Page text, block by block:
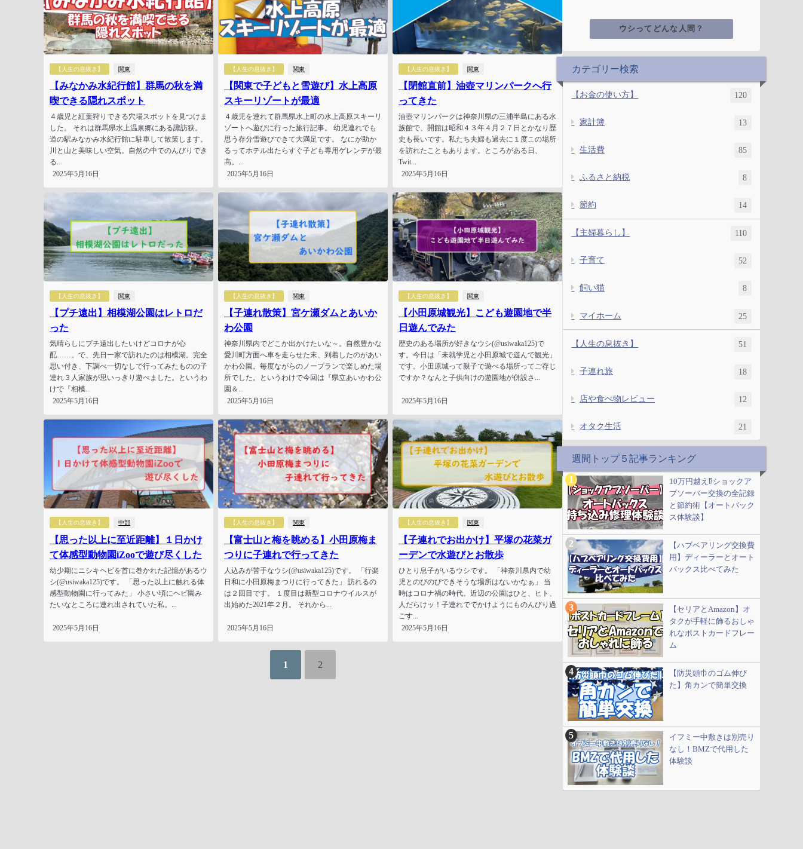
【人生の息抜き】 関東
【みなかみ水紀行館】群馬の秋を満
喫できる隠れスポット
４歳児と紅葉狩りできる穴場スポットを見つけま
した。 それは群馬県水上温泉郷にある諏訪狭。
道の駅みなかみ水紀行館に駐車して散策します。
川と山と美味しい空気。自然の中でのんびりでき
る...
2025年5月16日
【人生の息抜き】 関東
【関東で子どもと雪遊び】水上高原
スキーリゾートが最適
４歳児を連れて群馬県水上町の水上高原スキーリ
ゾートへ遊びに行った旅行記事。 幼児連れでも
思う存分雪遊びできて大満足です。 なにが助か
るってホテル出たらすぐ子ども専用ゲレンデが最
高。...
2025年5月16日
【人生の息抜き】 関東
【閉館直前】油壺マリンパークへ行
ってきた
油壺マリンパークは神奈川県の三浦半島にある水
族館で、開館は昭和４３年４月２７日とかなり歴
史も長いです。私たち夫婦も過去に１度この場所
を訪れたこともあります。ところがある日、
Twit...
2025年5月16日
【人生の息抜き】 関東
【プチ遠出】相模湖公園はレトロだ
った
気晴らしにプチ遠出したいけどコロナが心
配……。で、先日一家で訪れたのは相模湖。完全
思い付き、下調べ一切なしで行ってみたものの子
連れ３人家族が思いっきり遊べました。というわ
けで『相模...
2025年5月16日
【人生の息抜き】 関東
【子連れ散策】宮ケ瀬ダムとあいか
わ公園
神奈川県内でどこか出かけたいな～。自然豊かな
愛川町方面へ車を走らせた末、到着したのがあい
かわ公園。毎度ながらのノープランで楽しめた場
所でした。というわけで今回は『県立あいかわ公
園＆...
2025年5月16日
【人生の息抜き】 関東
【小田原城観光】こども遊園地で半
日遊んでみた
歴史のある場所が好きなウシ(@usiwaka125)で
す。今日は「未就学児と小田原城で遊んで観光」
です。小田原城って親子で遊べる場所ってご存じ
ですか？なんと子供向けの遊園地が併設さ...
2025年5月16日
【人生の息抜き】 中部
【思った以上に至近距離】１日かけ
て体感型動物園iZooで遊び尽くした
幼少期にニシキヘビを首に巻かれた記憶があるウ
シ(@usiwaka125)です。 「思った以上に触れる体
感型動物園に行ってみた」 小さい頃にヘビ園み
たいなところに連れ出されていた私。...
2025年5月16日
【人生の息抜き】 関東
【富士山と梅を眺める】小田原梅ま
つりに子連れで行ってきた
人込みが苦手なウシ(@usiwaka125)です。 「行楽
日和に小田原梅まつりに行ってきた」 訪れるの
は２回目です。 １度目は新型コロナウイルスが
出始めた2021年２月。 それから...
2025年5月16日
【人生の息抜き】 関東
【子連れでお出かけ】平塚の花菜ガ
ーデンで水遊びとお散歩
ひとり息子がいるウシです。 「神奈川県内で幼
児とのびのびできそうな場所はないかなぁ」 当
時はコロナ禍の時代。近辺の公園はひと、ヒト、
人だらけッ！子連れででかけようにものんびり過
ごす...
2025年5月16日
1 2
ウシってどんな人間？
カテゴリー検索
【お金の使い方】 120
家計簿 13
生活費 85
ふるさと納税 8
節約 14
【主婦暮らし】 110
子育て 52
飼い猫 8
マイホーム 25
【人生の息抜き】 51
子連れ旅 18
店や食べ物レビュー 12
オタク生活 21
週間トップ５記事ランキング
10万円越え⁉ショックア
ブソーバー交換の全記録
と節約術【オートバック
ス体験談】
【ハブベアリング交換費
用】ディーラーとオート
バックス比べてみた
【セリアとAmazon】オ
タクが手軽に飾るおしゃ
れなポストカードフレー
ム
【防災頭巾のゴム伸び
た】角カンで簡単交換
イフミー中敷きは別売り
なし！BMZで代用した
体験談